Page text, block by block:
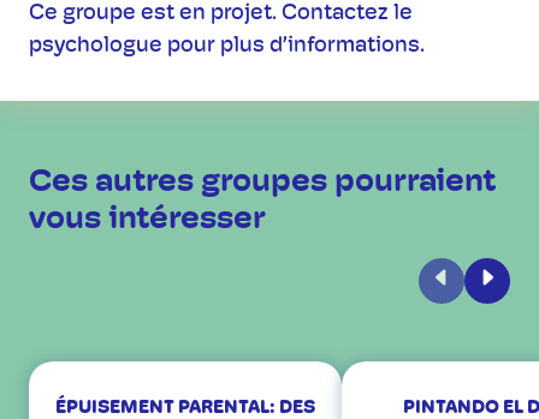
Ce groupe est en projet. Contactez le
psychologue pour plus d’informations.
Ces autres groupes pourraient
vous intéresser
Précédent
ÉPUISEMENT PARENTAL: DES
PINTANDO EL